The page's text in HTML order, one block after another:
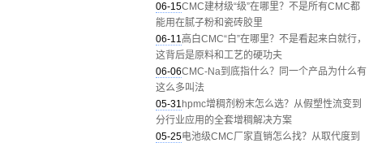
06-15CMC建材级“级”在哪里？不是所有CMC都
能用在腻子粉和瓷砖胶里
06-11高白CMC“白”在哪里？不是看起来白就行，
这背后是原料和工艺的硬功夫
06-06CMC-Na到底指什么？同一个产品为什么有
这么多叫法
05-31 hpmc增稠剂粉末怎么选？从假塑性流变到
分行业应用的全套增稠解决方案
05-25电池级CMC厂家直销怎么找？从取代度到